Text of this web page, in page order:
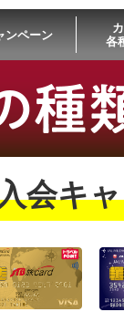
ンペーン
各
会キ